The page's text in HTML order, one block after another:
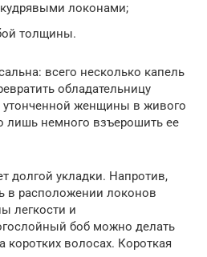
локонами;
толщины.
всего несколько капель
обладательницу
утонченной женщины в живого
лишь немного взъерошить ее
долгой укладки. Напротив,
в расположении локонов
легкости и
боб можно делать
коротких волосах. Короткая